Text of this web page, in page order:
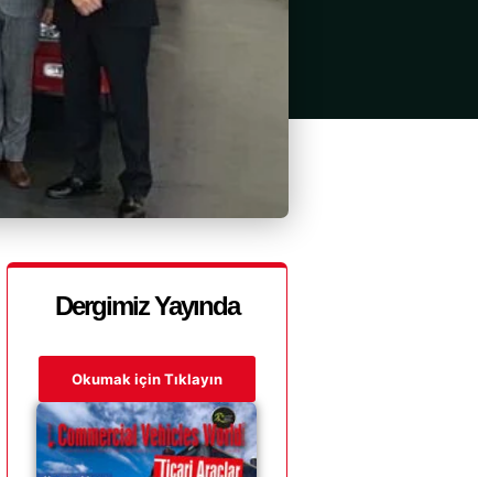
Dergimiz Yayında
Okumak için Tıklayın